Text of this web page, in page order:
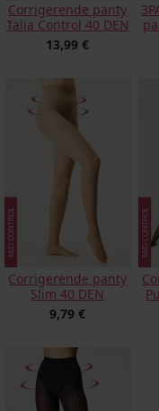
Corrigerende panty
Talia Control 40 DEN
13,99 €
Corrigerende panty
Slim 40 DEN
9,79 €